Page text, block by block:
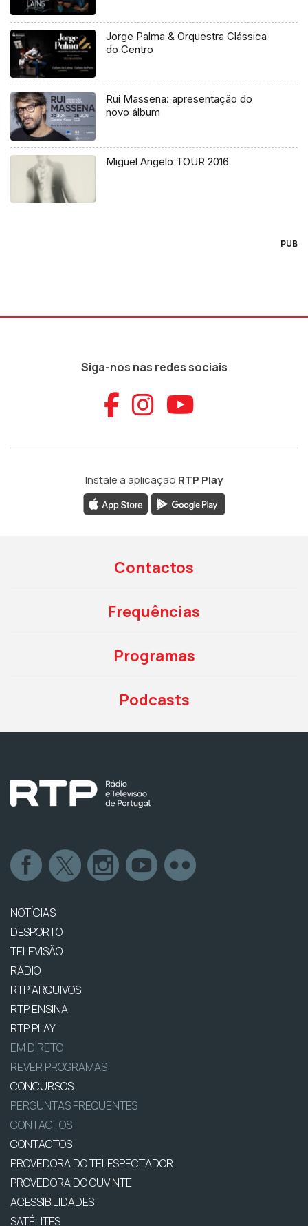
Jorge Palma & Orquestra Clássica
do Centro
Rui Massena: apresentação do
novo álbum
Miguel Angelo TOUR 2016
PUB
Siga-nos nas redes sociais
Aceder ao
Aceder ao
Aceder
Instale a aplicação RTP Play
Contactos
Frequências
Programas
Podcasts
NOTÍCIAS
DESPORTO
TELEVISÃO
RÁDIO
RTP ARQUIVOS
RTP ENSINA
RTP PLAY
EM DIRETO
REVER PROGRAMAS
CONCURSOS
PERGUNTAS FREQUENTES
CONTACTOS
CONTACTOS
PROVEDORA DO TELESPECTADOR
PROVEDORA DO OUVINTE
ACESSIBILIDADES
SATÉLITES